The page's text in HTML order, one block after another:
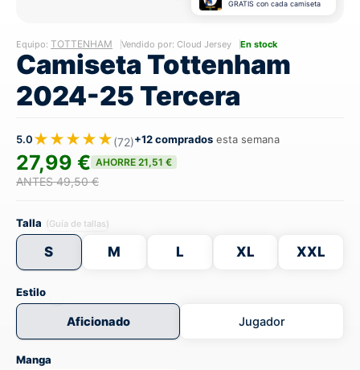
GRATIS con cada camiseta
Equipo: TOTTENHAM Vendido por: Cloud Jersey En stock
Camiseta Tottenham
2024-25 Tercera
5.0★★★★★(72)+12 comprados esta semana
27,99 € AHORRE 21,51 €
ANTES 49,50 €
Talla (Guía de tallas)
S M L XL XXL
Estilo
Aficionado Jugador
Manga